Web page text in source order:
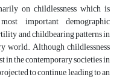
on childlessness which is
important demographic
and childbearing patterns in
world. Although childlessness
in the contemporary societies in
to continue, leading to an